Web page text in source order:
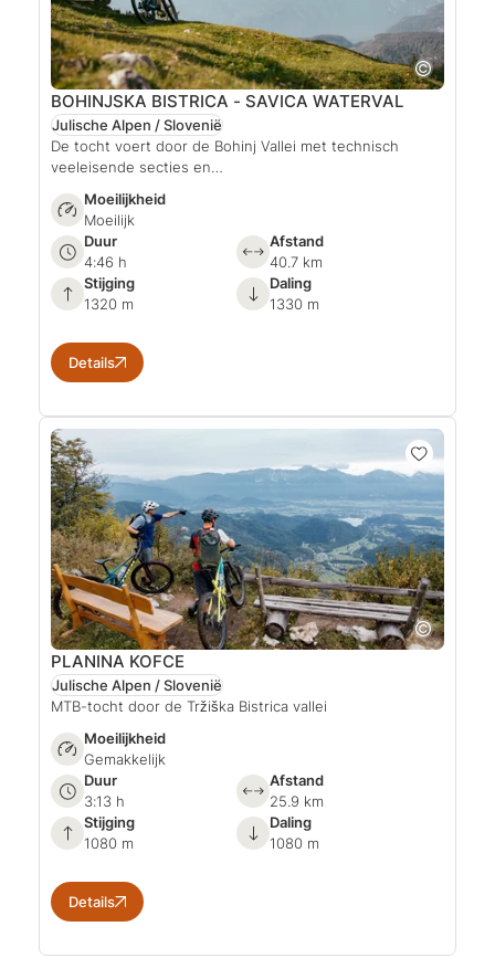
BOHINJSKA BISTRICA - SAVICA WATERVAL
Julische Alpen / Slovenië
De tocht voert door de Bohinj Vallei met technisch
veeleisende secties en…
Moeilijkheid
Moeilijk
Duur
4:46 h
Afstand
40.7 km
Stijging
1320 m
Daling
1330 m
Details
PLANINA KOFCE
Julische Alpen / Slovenië
MTB-tocht door de Tržiška Bistrica vallei
Moeilijkheid
Gemakkelijk
Duur
3:13 h
Afstand
25.9 km
Stijging
1080 m
Daling
1080 m
Details